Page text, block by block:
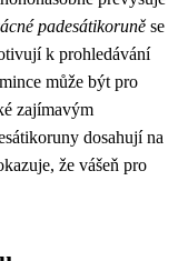
padesátikoruně se
k prohledávání
může být pro
zajímavým
dosahují na
že vášeň pro